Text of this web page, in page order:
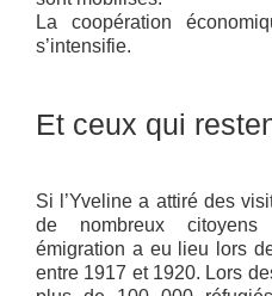
La coopération
s’intensifie.
Et ceux qui
Si l’Yveline a attiré des
de nombreux
émigration a eu lieu lors
entre 1917 et 1920. Lors